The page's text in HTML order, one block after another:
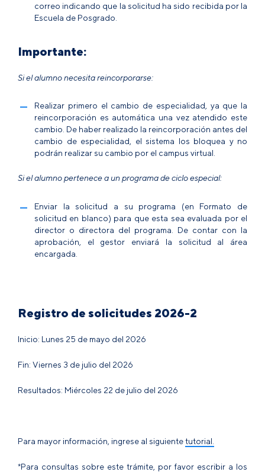
correo indicando que la solicitud ha sido recibida por la
Escuela de Posgrado.
Importante:
Si el alumno necesita reincorporarse:
Realizar primero el cambio de especialidad, ya que la
reincorporación es automática una vez atendido este
cambio . De haber realizado la reincorporación antes del
cambio de especialidad, el sistema los bloquea y no
podrán realizar su cambio por el campus virtual.
Si el alumno pertenece a un programa de ciclo especial:
Enviar la solicitud a su programa (en Formato de
solicitud en blanco) para que esta sea evaluada por el
director o directora del programa. De contar con la
aprobación, el gestor enviará la solicitud al área
encargada.
Registro de solicitudes 2026-2
Inicio: Lunes 25 de mayo del 2026
Fin: Viernes 3 de julio del 2026
Resultados: Miércoles 22 de julio del 2026
Para mayor información, ingrese al siguientetutorial.
*Para consultas sobre este trámite, por favor escribir a los